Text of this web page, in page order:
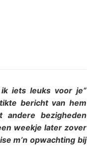
iets leuks voor je”
bericht van hem
bezigheden
weekje later zover
m’n opwachting bij